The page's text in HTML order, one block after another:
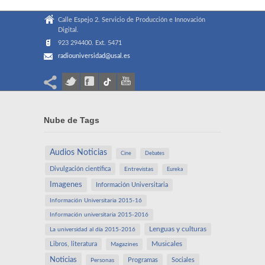
Calle Espejo 2. Servicio de Producción e Innovación
Digital.
923 294400. Ext. 5471
radiouniversidad@usal.es
Nube de Tags
Audios Noticias Cine Debates
Divulgación científica Entrevistas Eureka
Imagenes Información Universitaria
Información Universitaria 2015-16
Información universitaria 2015-2016
La universidad al día 2015-2016 Lenguas y culturas
Libros, literatura Magazines Musicales
Noticias Personas Programas Sociales